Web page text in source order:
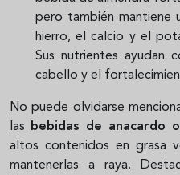
pero también mantiene
hierro, el calcio y el
Sus nutrientes ayudan
cabello y el
No puede olvidarse
las
bebidas de anacardo
altos contenidos en grasa
mantenerlas a raya.